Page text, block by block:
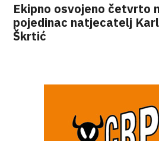
Ekipno osvojeno četvrto
pojedinac natjecatelj
Škrtić